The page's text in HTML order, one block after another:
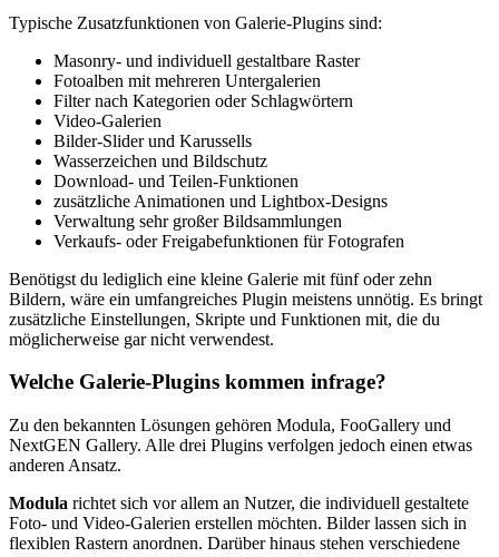
Typische Zusatzfunktionen von Galerie-Plugins sind:
Masonry- und individuell gestaltbare Raster
Fotoalben mit mehreren Untergalerien
Filter nach Kategorien oder Schlagwörtern
Video-Galerien
Bilder-Slider und Karussells
Wasserzeichen und Bildschutz
Download- und Teilen-Funktionen
zusätzliche Animationen und Lightbox-Designs
Verwaltung sehr großer Bildsammlungen
Verkaufs- oder Freigabefunktionen für Fotografen
Benötigst du lediglich eine kleine Galerie mit fünf oder zehn
Bildern, wäre ein umfangreiches Plugin meistens unnötig. Es bringt
zusätzliche Einstellungen, Skripte und Funktionen mit, die du
möglicherweise gar nicht verwendest.
Welche Galerie-Plugins kommen infrage?
Zu den bekannten Lösungen gehören Modula, FooGallery und
NextGEN Gallery. Alle drei Plugins verfolgen jedoch einen etwas
anderen Ansatz.
Modula richtet sich vor allem an Nutzer, die individuell gestaltete
Foto- und Video-Galerien erstellen möchten. Bilder lassen sich in
flexiblen Rastern anordnen. Darüber hinaus stehen verschiedene